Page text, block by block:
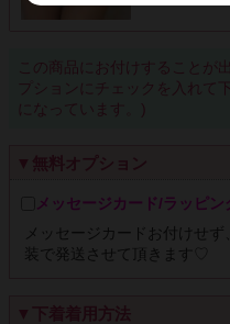
この商品にお付けすることが
プションにチェックを入れて
になっています。)
▼無料オプション
メッセージカード/ラッピン
メッセージカードお付けせ
装で発送させて頂きます♡
▼下着着用方法